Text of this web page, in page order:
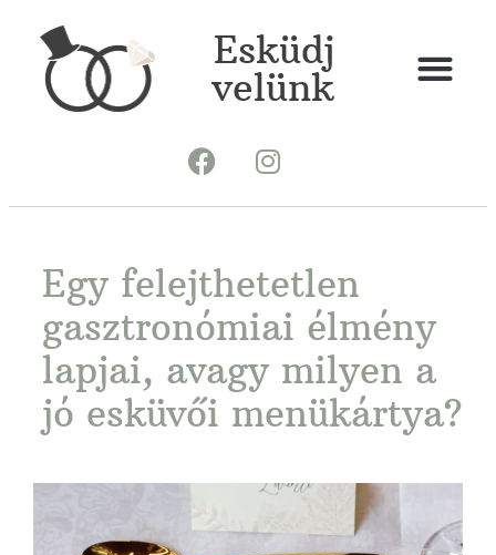
Esküdj
velünk
Egy felejthetetlen
gasztronómiai élmény
lapjai, avagy milyen a
jó esküvői menükártya?